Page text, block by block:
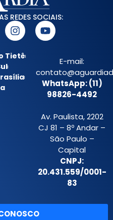
REDES SOCIAIS:
Tietê
E-mail:
WhatsApp: (11)
98826-4492
Av. Paulista, 2202
CJ 81 – 8º Andar –
São Paulo –
Capital
CNPJ:
20.431.559/0001-
83